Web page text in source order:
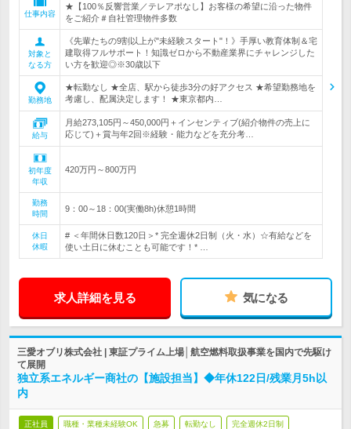
仕事内容
★【100％反響営業／テレアポなし】お客様の希望に沿った物件
をご紹介＃自社管理物件多数
対象と
なる方
《先輩たちの9割以上が"未経験スタート"！》手厚い教育体制＆宅
建取得フルサポート！知識ゼロから不動産業界にチャレンジした
い方を歓迎◎※30歳以下
勤務地
★転勤なし ★全店、駅から徒歩3分の好アクセス ★希望勤務地を
考慮し、配属決定します！ ★東京都内…
給与
月給273,105円～450,000円＋インセンティブ(紹介物件の売上に
応じて)＋賞与年2回※経験・能力などを充分考…
初年度
年収
420万円～800万円
勤務
時間
9：00～18：00(実働8h)休憩1時間
休日
休暇
# ＜年間休日数120日＞* 完全週休2日制（火・水）☆有給などを
使い土日に休むことも可能です！* …
求人詳細を見る 気になる
三愛オブリ株式会社 | 東証プライム上場│航空燃料取扱事業を国内で先駆け
て展開
独立系エネルギー商社の【施設担当】◆年休122日/残業月5h以
内
正社員 職種・業種未経験OK 急募 転勤なし 完全週休2日制